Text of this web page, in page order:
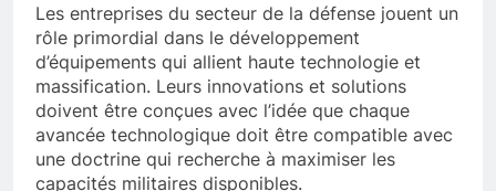
Les entreprises du secteur de la défense jouent un
rôle primordial dans le développement
d’équipements qui allient haute technologie et
massification. Leurs innovations et solutions
doivent être conçues avec l’idée que chaque
avancée technologique doit être compatible avec
une doctrine qui recherche à maximiser les